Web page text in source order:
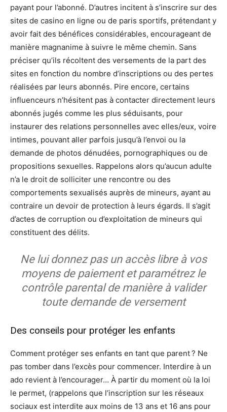
payant pour l’abonné. D’autres incitent à s’inscrire sur des
sites de casino en ligne ou de paris sportifs, prétendant y
avoir fait des bénéfices considérables, encourageant de
manière magnanime à suivre le même chemin. Sans
préciser qu’ils récoltent des versements de la part des
sites en fonction du nombre d’inscriptions ou des pertes
réalisées par leurs abonnés. Pire encore, certains
influenceurs n’hésitent pas à contacter directement leurs
abonnés jugés comme les plus séduisants, pour
instaurer des relations personnelles avec elles/eux, voire
intimes, pouvant aller parfois jusqu’à l’envoi ou la
demande de photos dénudées, pornographiques ou de
propositions sexuelles. Rappelons alors qu’aucun adulte
n’a le droit de solliciter une rencontre ou des
comportements sexualisés auprès de mineurs, ayant au
contraire un devoir de protection à leurs égards. Il s’agit
d’actes de corruption ou d’exploitation de mineurs qui
constituent des délits.
Ne lui donnez pas un accès libre à vos
moyens de paiement et paramétrez le
contrôle parental de manière à valider
toute demande de versement
Des conseils pour protéger les enfants
Comment protéger ses enfants en tant que parent ? Ne
pas tomber dans l’excès pour commencer. Interdire à un
ado revient à l’encourager… À partir du moment où la loi
le permet, (rappelons que l’inscription sur les réseaux
sociaux est interdite aux moins de 13 ans et 16 ans pour